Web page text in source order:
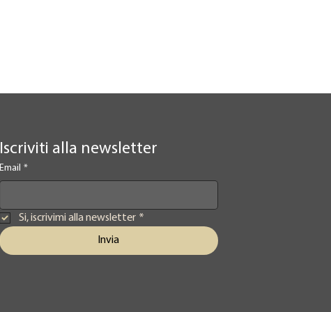
Iscriviti alla newsletter
Email *
Si, iscrivimi alla newsletter *
Invia